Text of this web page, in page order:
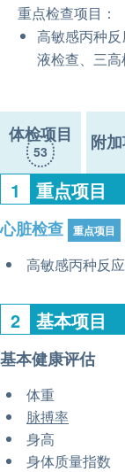
重点检查项目：
高敏感丙种
液检查、三
体检项目
53 附
1 重点项目
心脏检查 重点项目
高敏感丙种反
2 基本项目
基本健康评估
体重
脉搏率
身高
身体质量指数